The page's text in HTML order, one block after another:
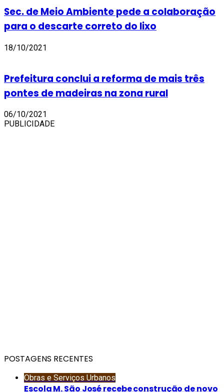
Sec. de Meio Ambiente pede a colaboração
para o descarte correto do lixo
18/10/2021
Prefeitura conclui a reforma de mais três
pontes de madeiras na zona rural
06/10/2021
PUBLICIDADE
POSTAGENS RECENTES
Obras e Serviços Urbanos
Escola M. São José recebe construção de novo